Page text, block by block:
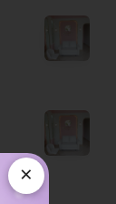
×